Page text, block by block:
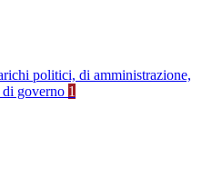
politici, di amministrazione,
governo 1